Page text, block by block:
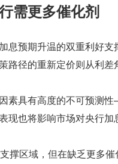
需更多催化剂
预期升温的双重利好
径的重新定价则从利差
素具有高度的不可预测
也将影响市场对央行加
撑区域，但在缺乏更多